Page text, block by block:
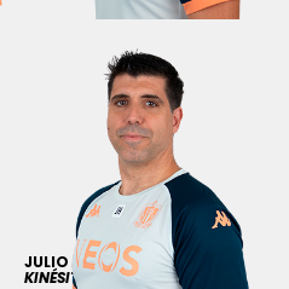
JULIOHUECAS
KINÉSITHÉRAPEUTE